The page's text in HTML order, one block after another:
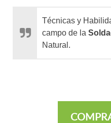
Técnicas y
campo de la
Natural.